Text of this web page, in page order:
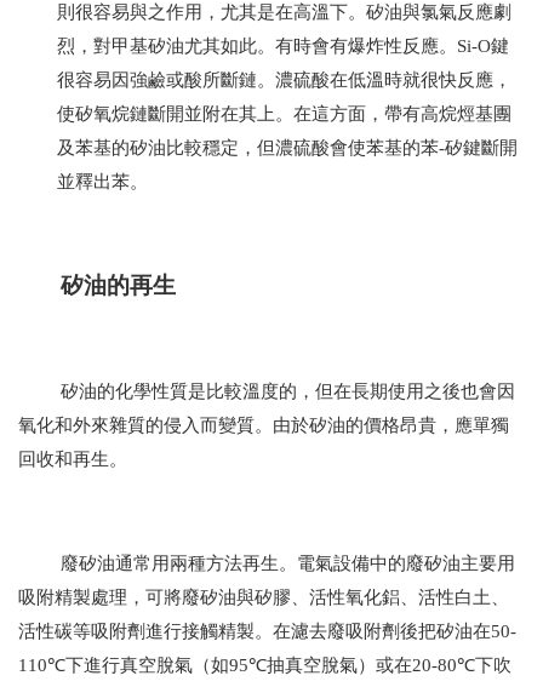
則很容易與之作用，尤其是在高溫下。矽油與氯氣反應劇
烈，對甲基矽油尤其如此。有時會有爆炸性反應。 Si-O鍵
很容易因強鹼或酸所斷鏈。濃硫酸在低溫時就很快反應，
使矽氧烷鏈斷開並附在其上。在這方面，帶有高烷烴基團
及苯基的矽油比較穩定，但濃硫酸會使苯基的苯-矽鍵斷開
並釋出苯。
矽油的再生
矽油的化學性質是比較溫度的，但在長期使用之後也會因
氧化和外來雜質的侵入而變質。由於矽油的價格昂貴，應單獨
回收和再生。
廢矽油通常用兩種方法再生。電氣設備中的廢矽油主要用
吸附精製處理，可將廢矽油與矽膠、活性氧化鋁、活性白土、
活性碳等吸附劑進行接觸精製。在濾去廢吸附劑後把矽油在50-
110℃下進行真空脫氣（如95℃抽真空脫氣）或在20-80℃下吹